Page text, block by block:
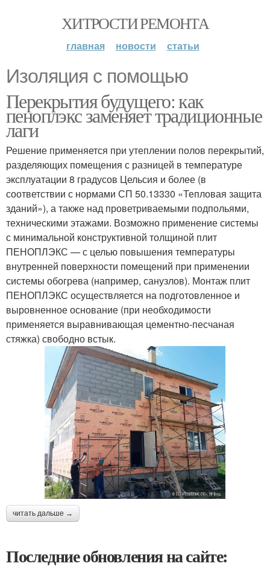
ХИТРОСТИ РЕМОНТА
главная новости статьи
Изоляция с помощью
Перекрытия будущего: как
пеноплэкс заменяет традиционные
лаги
Решение применяется при утеплении полов перекрытий,
разделяющих помещения с разницей в температуре
эксплуатации 8 градусов Цельсия и более (в
соответствии с нормами СП 50.13330 «Тепловая защита
зданий»), а также над проветриваемыми подпольями,
техническими этажами. Возможно применение системы
с минимальной конструктивной толщиной плит
ПЕНОПЛЭКС — с целью повышения температуры
внутренней поверхности помещений при применении
системы обогрева (например, санузлов). Монтаж плит
ПЕНОПЛЭКС осуществляется на подготовленное и
выровненное основание (при необходимости
применяется выравнивающая цементно-песчаная
стяжка) свободно встык.
читать дальше →
Последние обновления на сайте: